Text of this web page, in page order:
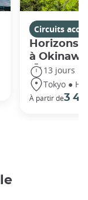
Circuits
Horizons
à Okinawa
13 jours
Tokyo ●
À partir de3